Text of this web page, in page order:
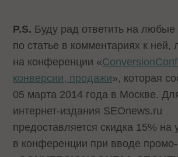
P.S. Буду рад ответить на
по статье в комментариях к ней,
на конференции «
конверсии, продажи», которая
05 марта 2014 года в Москве.
интернет-издания SEOnews.ru
предоставляется скидка 15% на
в конференции при вводе